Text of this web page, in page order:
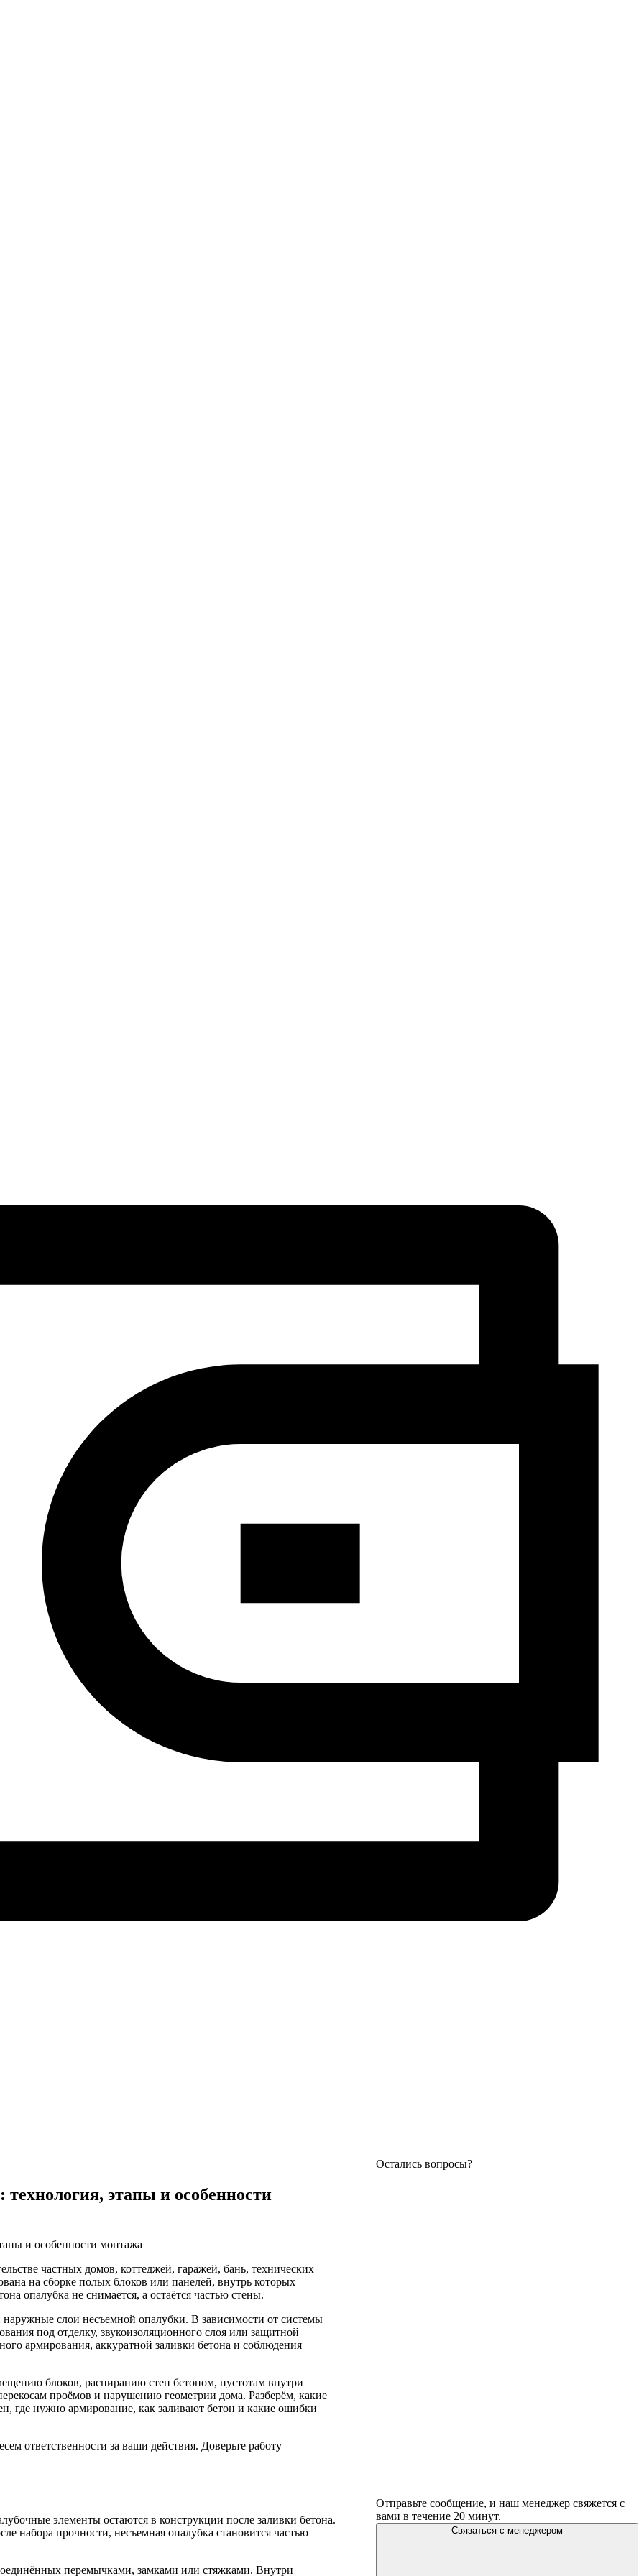
этапы и особенности
частных домов, коттеджей, гаражей, бань, технических
на сборке полых блоков или панелей, внутрь которых
опалубка не снимается, а остаётся частью стены.
наружные слои несъемной опалубки. В зависимости от системы
под отделку, звукоизоляционного слоя или защитной
армирования, аккуратной заливки бетона и соблюдения
блоков, распиранию стен бетоном, пустотам внутри
проёмов и нарушению геометрии дома. Разберём, какие
где нужно армирование, как заливают бетон и какие ошибки
ответственности за ваши действия. Доверьте работу
элементы остаются в конструкции после заливки бетона.
набора прочности, несъемная опалубка становится частью
перемычками, замками или стяжками. Внутри
Остались вопросы?
Отправьте сообщение, и наш менеджер свяжется с
вами в течение 20 минут.
Связаться с менеджером